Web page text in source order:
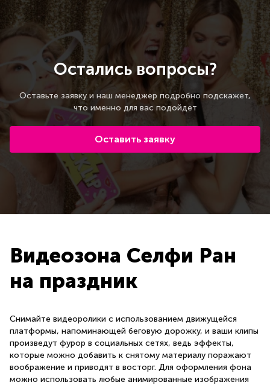
Остались вопросы?
Оставьте заявку и наш менеджер подробно подскажет,
что именно для вас подойдет
Оставить заявку
Видеозона Селфи Ран
на праздник
Снимайте видеоролики с использованием движущейся
платформы, напоминающей беговую дорожку, и ваши клипы
произведут фурор в социальных сетях, ведь эффекты,
которые можно добавить к снятому материалу поражают
воображение и приводят в восторг. Для оформления фона
можно использовать любые анимированные изображения